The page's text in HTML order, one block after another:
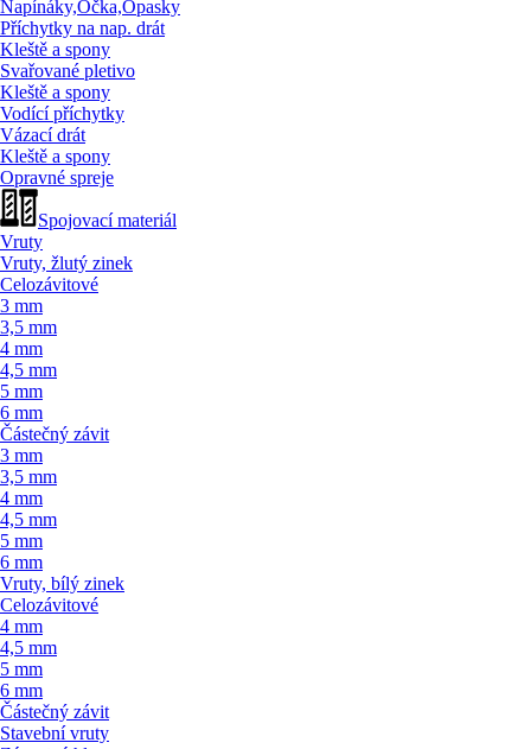
Napínáky,Očka,Opasky
Příchytky na nap. drát
Kleště a spony
Svařované pletivo
Kleště a spony
Vodící příchytky
Vázací drát
Kleště a spony
Opravné spreje
Spojovací materiál
Vruty
Vruty, žlutý zinek
Celozávitové
3 mm
3,5 mm
4 mm
4,5 mm
5 mm
6 mm
Částečný závit
3 mm
3,5 mm
4 mm
4,5 mm
5 mm
6 mm
Vruty, bílý zinek
Celozávitové
4 mm
4,5 mm
5 mm
6 mm
Částečný závit
Stavební vruty